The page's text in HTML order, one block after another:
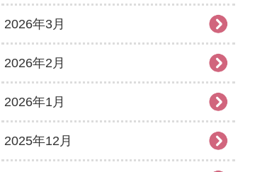
2026年3月
2026年2月
2026年1月
2025年12月